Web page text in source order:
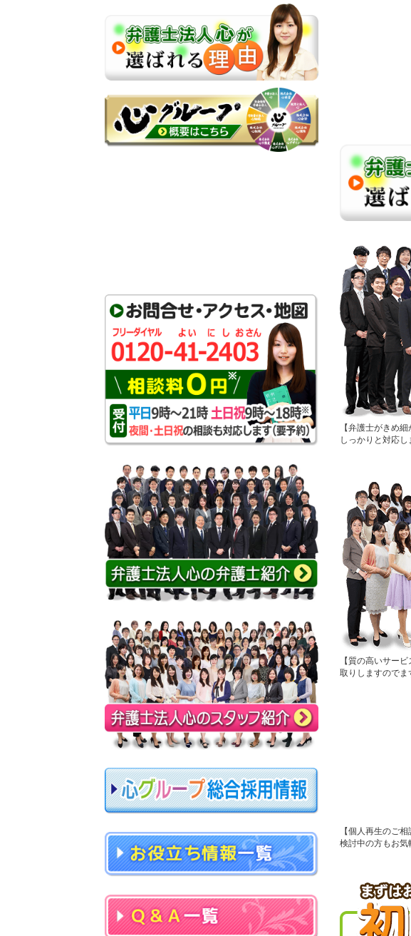
弁護士がきめ細
しっかりと対応し
質の高いサービ
取りしますのでま
個人再生のご相
検討中の方もお気